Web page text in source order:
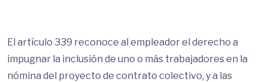
El artículo 339 reconoce al empleador el derecho a
impugnar la inclusión de uno o más trabajadores en la
nómina del proyecto de contrato colectivo, y a las